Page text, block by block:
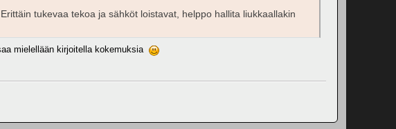
Erittäin tukevaa tekoa ja sähköt loistavat, helppo hallita liukkaallakin
mielellään kirjoitella kokemuksia